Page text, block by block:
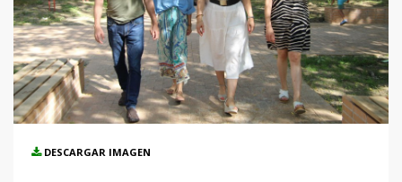
DESCARGAR IMAGEN